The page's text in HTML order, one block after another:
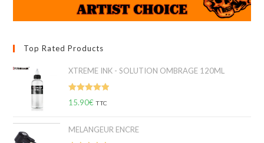
Top Rated Products
XTREME INK - SOLUTION OMBRAGE 120ML
Note5.00
15.90€ TTC
MELANGEUR ENCRE